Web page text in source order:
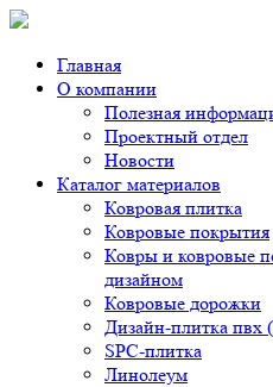
Главная
О компании
Полезная
Проектный отдел
Новости
Каталог материалов
Ковровая плитка
Ковровые покрытия
Ковры и ковровые
дизайном
Ковровые дорожки
Дизайн-плитка пвх
SPC-плитка
Линолеум